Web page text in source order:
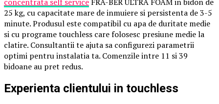
25 kg, cu capacitate mare de inmuiere si persistenta de 3-5
minute. Produsul este compatibil cu apa de duritate medie
si cu programe touchless care folosesc presiune medie la
clatire. Consultantii te ajuta sa configurezi parametrii
optimi pentru instalatia ta. Comenzile intre 11 si 39
bidoane au pret redus.
Experienta clientului in touchless